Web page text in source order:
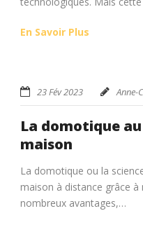
En Savoir Plus
23 Fév 2023 Anne-
La domotique
maison
La domotique ou la
maison à distance grâce
nombreux avantages,…